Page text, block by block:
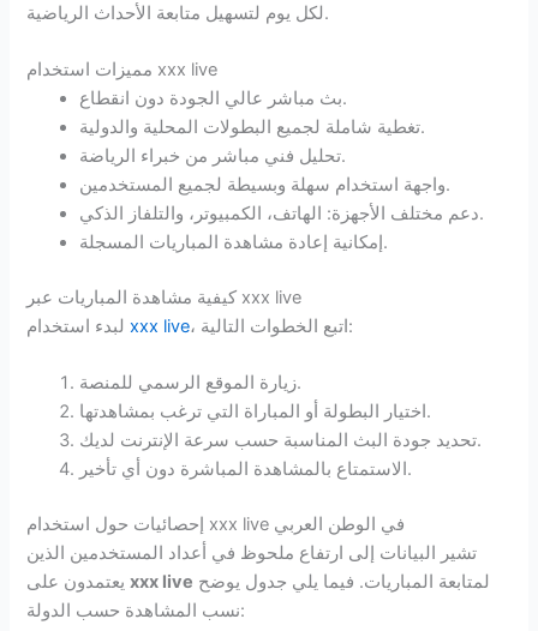
لكل يوم لتسهيل متابعة الأحداث الرياضية.
مميزات استخدام xxx live
بث مباشر عالي الجودة دون انقطاع.
تغطية شاملة لجميع البطولات المحلية والدولية.
تحليل فني مباشر من خبراء الرياضة.
واجهة استخدام سهلة وبسيطة لجميع المستخدمين.
دعم مختلف الأجهزة: الهاتف، الكمبيوتر، والتلفاز الذكي.
إمكانية إعادة مشاهدة المباريات المسجلة.
كيفية مشاهدة المباريات عبر xxx live
لبدء استخدامxxx live ، اتبع الخطوات التالية:
زيارة الموقع الرسمي للمنصة.
اختيار البطولة أو المباراة التي ترغب بمشاهدتها.
تحديد جودة البث المناسبة حسب سرعة الإنترنت لديك.
الاستمتاع بالمشاهدة المباشرة دون أي تأخير.
إحصائيات حول استخدام xxx live في الوطن العربي
تشير البيانات إلى ارتفاع ملحوظ في أعداد المستخدمين الذين
يعتمدون علىxxx live
نسب المشاهدة حسب الدولة: